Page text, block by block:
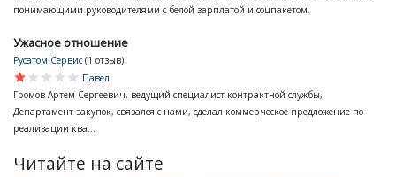
понимающими руководителями с белой зарплатой и соцпакетом.
Ужасное отношение
Русатом Сервис (1 отзыв)
star
star
star
star
star
Павел
Громов Артем Сергеевич, ведущий специалист контрактной службы,
Департамент закупок, связался с нами, сделал коммерческое предложение по
реализации ква...
Читайте на сайте